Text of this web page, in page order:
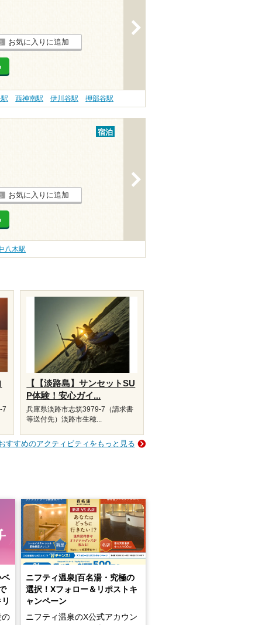
お気に入りに追加
西神南駅 伊川谷駅 押部谷駅
宿泊
お気に入りに追加
八木駅
7
【【淡路島】サンセットSU
P体験！安心ガイ...
兵庫県淡路市志筑3979-7（請求書
等送付先）淡路市生穂...
すすめのアクティビティをもっと見る
ベ
の
ニフティ温泉|百名湯・究極の
選択！Xフォロー＆リポストキ
ャンペーン
ニフティ温泉のX公式アカウン